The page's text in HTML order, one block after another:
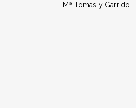
Mª Tomás y Garrido.